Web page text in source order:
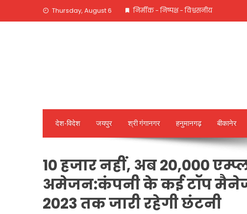
Thursday, August 6 निर्मीक - निष्पक्ष - विश्वसनीय
देश-विदेश जयपुर श्री गंगानगर हनुमानगढ़ बीकानेर
10 हजार नहीं, अब 20,000
अमेजन:कंपनी के कई टॉप
2023 तक जारी रहेगी छंटनी